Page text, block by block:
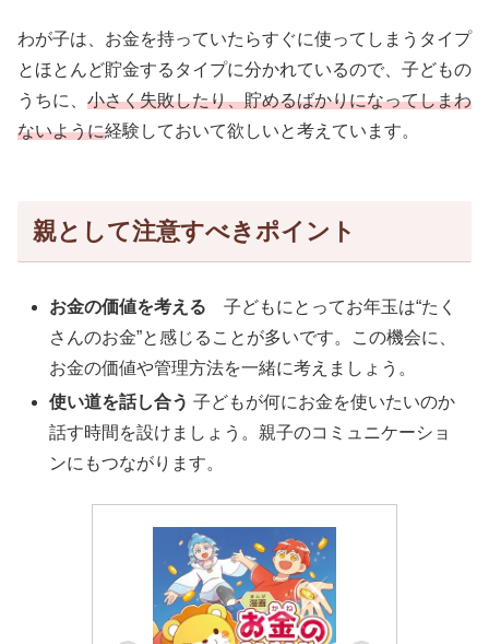
わが子は、お金を持っていたらすぐに使ってしまうタイプ
とほとんど貯金するタイプに分かれているので、子どもの
うちに、 小さく失敗したり、貯めるばかりになってしまわ
ないように経験しておいて欲しいと考えています。
親として注意すべきポイント
お金の価値を考える 子どもにとってお年玉は“たく
さんのお金”と感じることが多いです。この機会に、
お金の価値や管理方法を一緒に考えましょう。
使い道を話し合う 子どもが何にお金を使いたいのか
話す時間を設けましょう。親子のコミュニケーショ
ンにもつながります。